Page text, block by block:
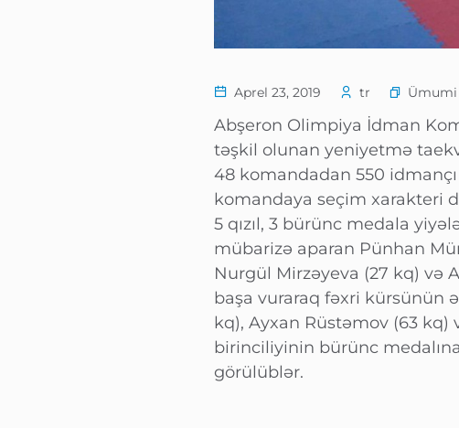
Aprel 23, 2019 tr Ümumi
Abşeron Olimpiya İdman
təşkil olunan yeniyetmə
48 komandadan 550
komandaya seçim xarakteri
5 qızıl, 3 bürünc medala
mübarizə aparan Pünhan
Nurgül Mirzəyeva (27 kq) və
başa vuraraq fəxri kürsünün
kq), Ayxan Rüstəmov (63
birinciliyinin bürünc
görülüblər.